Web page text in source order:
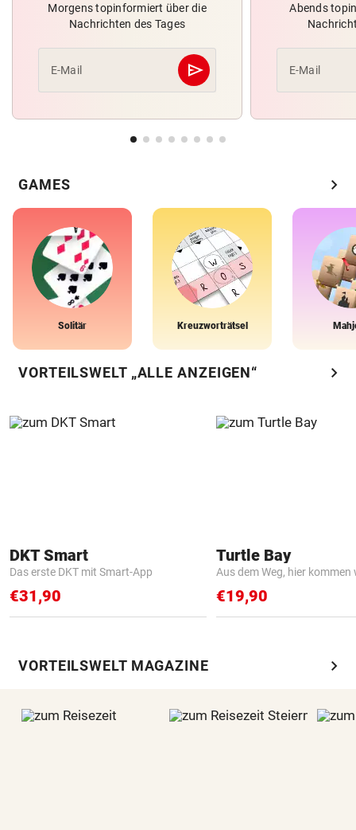
Morgens topinformiert über die
Nachrichten des Tages
E-Mail send
Abschicken
Abends
E-Mail
GAMES chevron_right
Solitär Kreuzworträtsel
VORTEILSWELT „ALLE ANZEIGEN“ chevron_right
DKT Smart
Das erste DKT mit Smart-App
€31,90
Turtle Bay
Aus dem Weg, hier kommen
€19,90
VORTEILSWELT MAGAZINE chevron_right